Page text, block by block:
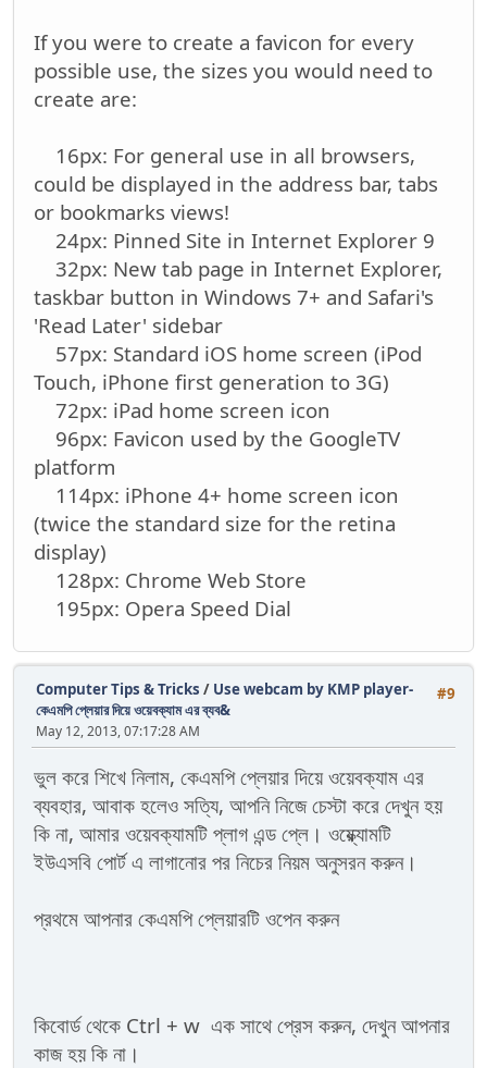
If you were to create a favicon for every
possible use, the sizes you would need to
create are:
16px: For general use in all browsers,
could be displayed in the address bar, tabs
or bookmarks views!
24px: Pinned Site in Internet Explorer 9
32px: New tab page in Internet Explorer,
taskbar button in Windows 7+ and Safari's
'Read Later' sidebar
57px: Standard iOS home screen (iPod
Touch, iPhone first generation to 3G)
72px: iPad home screen icon
96px: Favicon used by the GoogleTV
platform
114px: iPhone 4+ home screen icon
(twice the standard size for the retina
display)
128px: Chrome Web Store
195px: Opera Speed Dial
#9
Computer Tips & Tricks / Use webcam by KMP player-
কেএমপি প্লেয়ার দিয়ে ওয়েবক্যাম এর ব্যব&
May 12, 2013, 07:17:28 AM
ভুল করে শিখে নিলাম, কেএমপি প্লেয়ার দিয়ে ওয়েবক্যাম এর
ব্যবহার, আবাক হলেও সত্যি, আপনি নিজে চেস্টা করে দেখুন হয়
কি না, আমার ওয়েবক্যামটি প্লাগ এন্ড প্লে। ওয়্ক্যোমটি
ইউএসবি পোর্ট এ লাগানোর পর নিচের নিয়ম অনুসরন করুন।
প্রথমে আপনার কেএমপি প্লেয়ারটি ওপেন করুন
কিবোর্ড থেকে Ctrl + w এক সাথে প্রেস করুন, দেখুন আপনার
কাজ হয় কি না।